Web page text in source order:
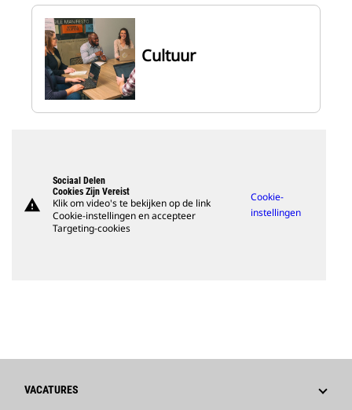
Cultuur
warning
Sociaal Delen
Cookies Zijn Vereist
Klik om video's te bekijken op de link
Cookie-instellingen en accepteer
Targeting-cookies
Cookie-
instellingen
VACATURES